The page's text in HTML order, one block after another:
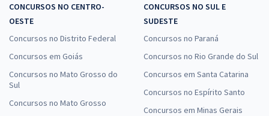
CONCURSOS NO CENTRO-
OESTE
Concursos no Distrito Federal
Concursos em Goiás
Concursos no Mato Grosso do
Sul
Concursos no Mato Grosso
CONCURSOS NO SUL E
SUDESTE
Concursos no Paraná
Concursos no Rio Grande do Sul
Concursos em Santa Catarina
Concursos no Espírito Santo
Concursos em Minas Gerais